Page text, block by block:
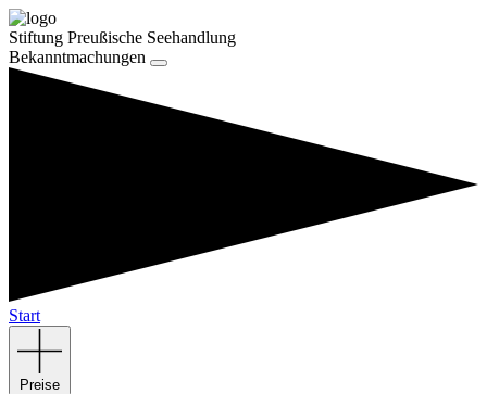
Stiftung Preußische Seehandlung
Bekanntmachungen
Start
Preise